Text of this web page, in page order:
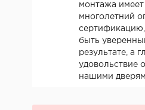
монтажа имеет
многолетний
сертификацию,
быть
результате, а
удовольствие
нашими